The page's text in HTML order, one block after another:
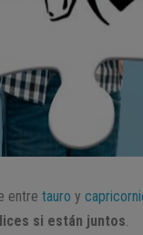
entretauro y
si están juntos.